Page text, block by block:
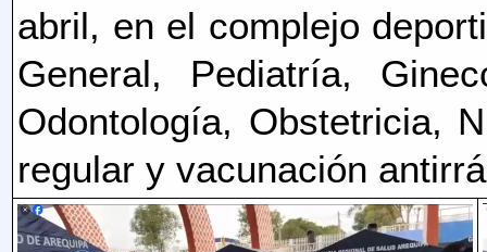
abril, en el complejo
General, Pediatría,
Odontología, Obstetricia,
regular y vacunación